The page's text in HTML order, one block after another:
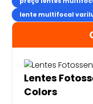
lente multifocal
Lentes
Colors